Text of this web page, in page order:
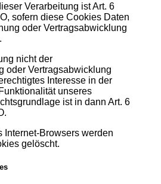
Verarbeitung ist Art. 6
sofern diese Cookies Daten
oder Vertragsabwicklung
nicht der
oder Vertragsabwicklung
Interesse in der
unseres
ist in dann Art. 6
Internet-Browsers werden
gelöscht.